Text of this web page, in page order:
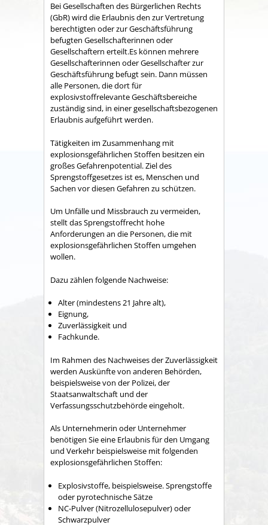
Bei Gesellschaften des Bürgerlichen Rechts
(GbR) wird die Erlaubnis den zur Vertretung
berechtigten oder zur Geschäftsführung
befugten Gesellschafterinnen oder
Gesellschaftern erteilt.Es können mehrere
Gesellschafterinnen oder Gesellschafter zur
Geschäftsführung befugt sein. Dann müssen
alle Personen, die dort für
explosivstoffrelevante Geschäftsbereiche
zuständig sind, in einer gesellschaftsbezogenen
Erlaubnis aufgeführt werden.
Tätigkeiten im Zusammenhang mit
explosionsgefährlichen Stoffen besitzen ein
großes Gefahrenpotential. Ziel des
Sprengstoffgesetzes ist es, Menschen und
Sachen vor diesen Gefahren zu schützen.
Um Unfälle und Missbrauch zu vermeiden,
stellt das Sprengstoffrecht hohe
Anforderungen an die Personen, die mit
explosionsgefährlichen Stoffen umgehen
wollen.
Dazu zählen folgende Nachweise:
Alter (mindestens 21 Jahre alt),
Eignung,
Zuverlässigkeit und
Fachkunde.
Im Rahmen des Nachweises der Zuverlässigkeit
werden Auskünfte von anderen Behörden,
beispielsweise von der Polizei, der
Staatsanwaltschaft und der
Verfassungsschutzbehörde eingeholt.
Als Unternehmerin oder Unternehmer
benötigen Sie eine Erlaubnis für den Umgang
und Verkehr beispielsweise mit folgenden
explosionsgefährlichen Stoffen:
Explosivstoffe, beispielsweise. Sprengstoffe
oder pyrotechnische Sätze
NC-Pulver (Nitrozellulosepulver) oder
Schwarzpulver